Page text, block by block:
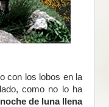
con los lobos en la
como no lo ha
de luna llena